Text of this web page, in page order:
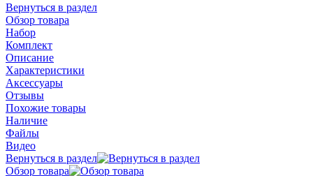
Вернуться в раздел
Обзор товара
Набор
Комплект
Описание
Характеристики
Аксессуары
Отзывы
Похожие товары
Наличие
Файлы
Видео
Вернуться в раздел
Обзор товара